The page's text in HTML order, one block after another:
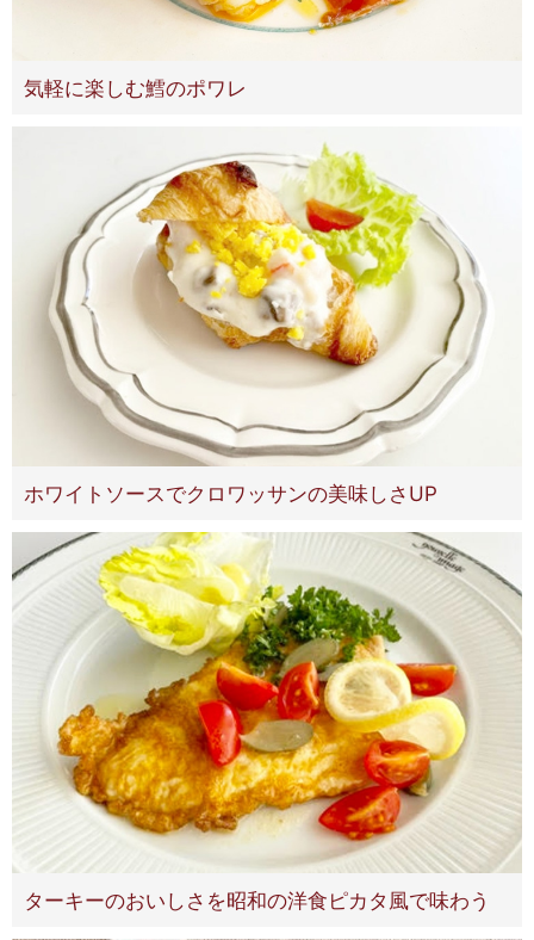
気軽に楽しむ鱈のポワレ
ホワイトソースでクロワッサンの美味しさUP
ターキーのおいしさを昭和の洋食ピカタ風で味わう